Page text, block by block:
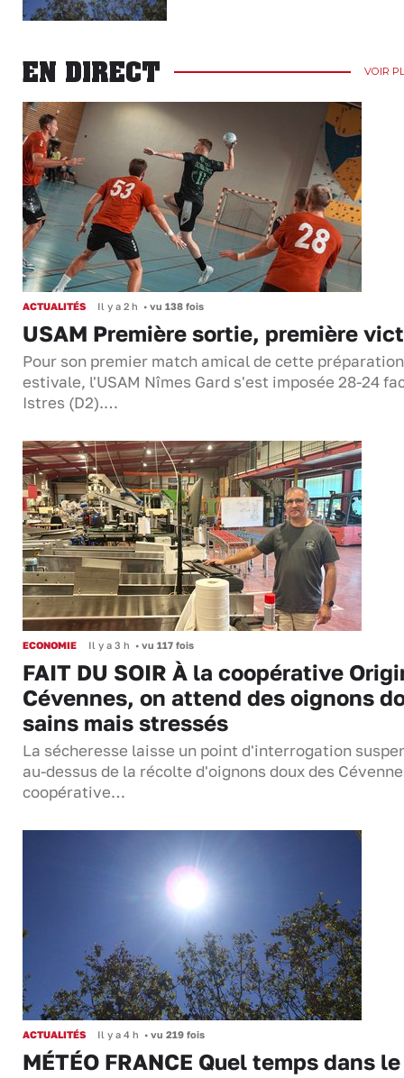
EN DIRECT VOIR
ACTUALITÉS Il y a 2 h • vu 138 fois
USAM Première sortie, première
Pour son premier match amical de cette préparation
estivale, l'USAM Nîmes Gard s'est imposée 28-24
Istres (D2).…
ECONOMIE Il y a 3 h • vu 117 fois
FAIT DU SOIR À la coopérative
Cévennes, on attend des oignons
sains mais stressés
La sécheresse laisse un point d'interrogation
au-dessus de la récolte d'oignons doux des
coopérative…
ACTUALITÉS Il y a 4 h • vu 219 fois
MÉTÉO FRANCE Quel temps dans le